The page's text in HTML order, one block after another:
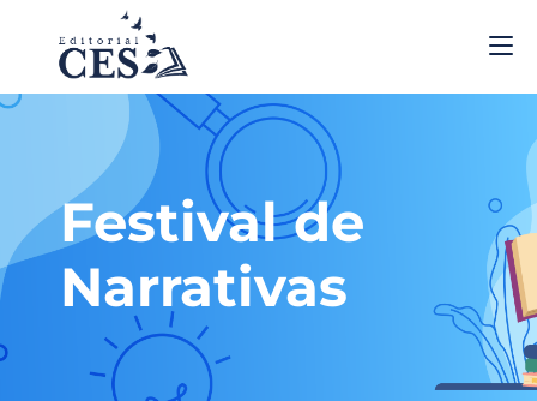
Festival de
Narrativas